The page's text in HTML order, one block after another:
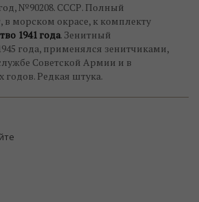
№90208. СССР. Полный
морском окрасе, к комплекту
1941 года. Зенитный
года, применялся зенитчиками,
Советской Армии и в
годов. Редкая штука.